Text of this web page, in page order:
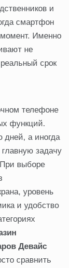
и
смартфон
Именно
не
срок
телефоне
функций.
дней, а иногда
задачу
выборе
уровень
и удобство
Девайс
сравнить